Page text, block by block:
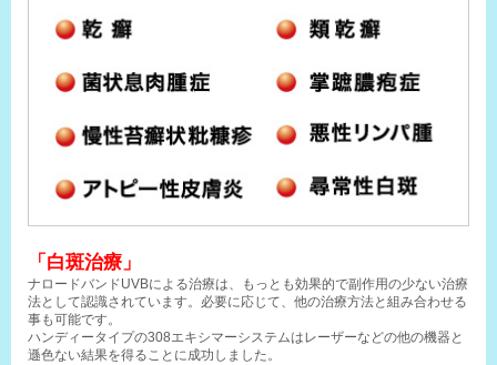
「白斑治療」
ナロードバンドUVBによる治療は、もっとも効果的で副作用の少ない治療
法として認識されています。必要に応じて、他の治療方法と組み合わせる
事も可能です。
ハンディータイプの308エキシマーシステムはレーザーなどの他の機器と
遜色ない結果を得ることに成功しました。